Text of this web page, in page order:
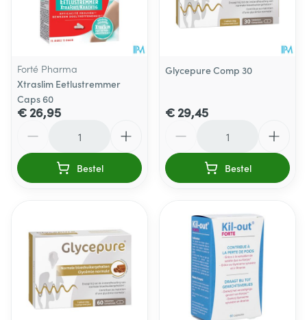
Forté Pharma
Xtraslim Eetlustremmer
Caps 60
€ 26,95
Bestel
Glycepure Comp 30
€ 29,45
Bestel